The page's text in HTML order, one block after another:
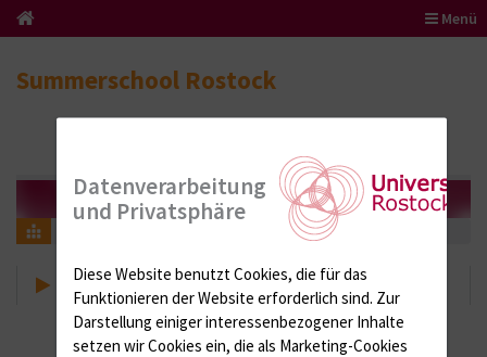
Menü
Summerschool Rostock
Anfahrt
Datenverarbeitung
und Privatsphäre
Diese Website benutzt Cookies, die für das
Funktionieren der Website erforderlich sind. Zur
Darstellung einiger interessenbezogener Inhalte
setzen wir Cookies ein, die als Marketing-Cookies